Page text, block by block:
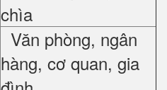
chìa
Văn phòng, ngân
hàng, cơ quan, gia